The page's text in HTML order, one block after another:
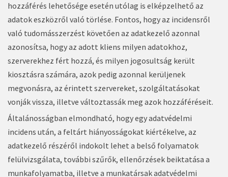
hozzáférés lehetősége esetén utólag is elképzelhető az
adatok eszközről való törlése. Fontos, hogy az incidensről
való tudomásszerzést követően az adatkezelő azonnal
azonosítsa, hogy az adott kliens milyen adatokhoz,
szerverekhez fért hozzá, és milyen jogosultság került
kiosztásra számára, azok pedig azonnal kerüljenek
megvonásra, az érintett szervereket, szolgáltatásokat
vonják vissza, illetve változtassák meg azok hozzáféréseit.
Általánosságban elmondható, hogy egy adatvédelmi
incidens után, a feltárt hiányosságokat kiértékelve, az
adatkezelő részéről indokolt lehet a belső folyamatok
felülvizsgálata, további szűrők, ellenőrzések beiktatása a
munkafolyamatba, illetve a munkatársak adatvédelmi